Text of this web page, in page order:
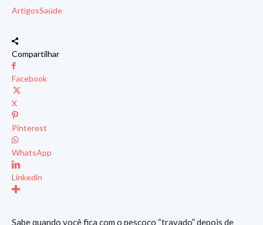
ArtigosSaúde
Compartilhar
Facebook
X
Pinterest
WhatsApp
Linkedin
Sabe quando você fica com o pescoço “travado” depois de